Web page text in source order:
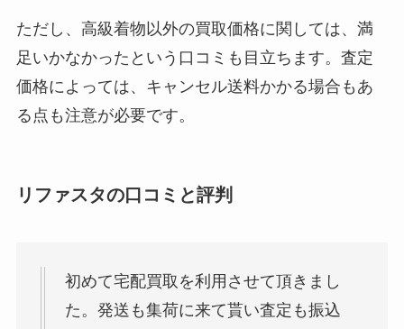
ただし、高級着物以外の買取価格に関しては、満
足いかなかったという口コミも目立ちます。査定
価格によっては、キャンセル送料かかる場合もあ
る点も注意が必要です。
リファスタの口コミと評判
初めて宅配買取を利用させて頂きまし
た。発送も集荷に来て貰い査定も振込